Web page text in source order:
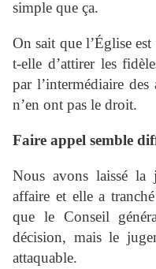
simple que ça.
On sait que l’Église est
t-elle d’attirer les
par l’intermédiaire des
n’en ont pas le droit.
Faire appel semble
Nous avons laissé la
affaire et elle a
que le Conseil
décision, mais le
attaquable.